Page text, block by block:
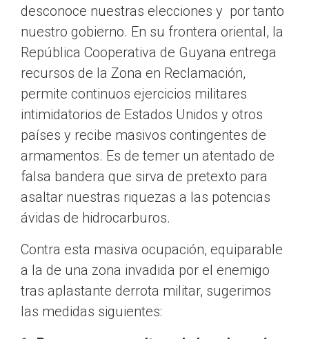
desconoce nuestras elecciones y por tanto
nuestro gobierno. En su frontera oriental, la
República Cooperativa de Guyana entrega
recursos de la Zona en Reclamación,
permite continuos ejercicios militares
intimidatorios de Estados Unidos y otros
países y recibe masivos contingentes de
armamentos. Es de temer un atentado de
falsa bandera que sirva de pretexto para
asaltar nuestras riquezas a las potencias
ávidas de hidrocarburos.
Contra esta masiva ocupación, equiparable
a la de una zona invadida por el enemigo
tras aplastante derrota militar, sugerimos
las medidas siguientes: